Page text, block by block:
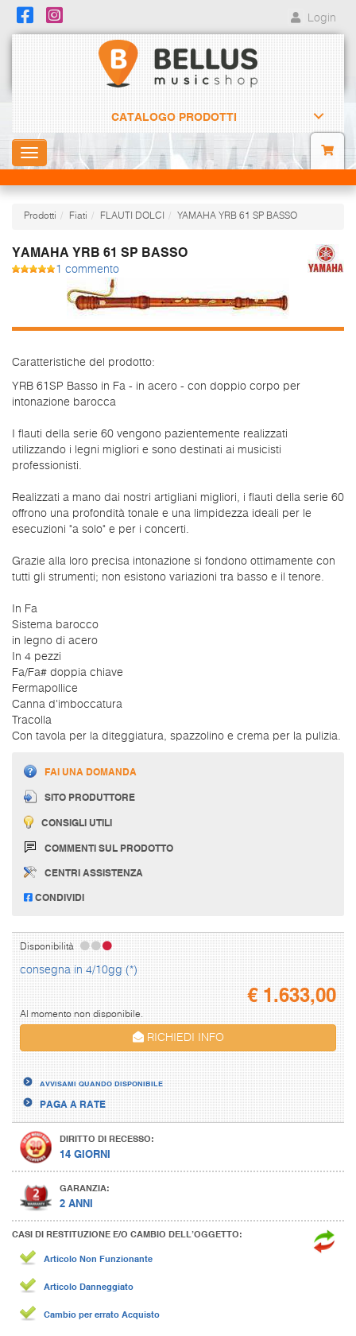
Login
CATALOGO PRODOTTI
Toggle
navigation
Prodotti Fiati FLAUTI DOLCI YAMAHA YRB 61 SP BASSO
YAMAHA YRB 61 SP BASSO
1 commento
Caratteristiche del prodotto:
YRB 61SP Basso in Fa - in acero - con doppio corpo per
intonazione barocca
I flauti della serie 60 vengono pazientemente realizzati
utilizzando i legni migliori e sono destinati ai musicisti
professionisti.
Realizzati a mano dai nostri artigliani migliori, i flauti della serie 60
offrono una profondità tonale e una limpidezza ideali per le
esecuzioni "a solo" e per i concerti.
Grazie alla loro precisa intonazione si fondono ottimamente con
tutti gli strumenti; non esistono variazioni tra basso e il tenore.
In Fa
Sistema barocco
in legno di acero
In 4 pezzi
Fa/Fa# doppia chiave
Fermapollice
Canna d'imboccatura
Tracolla
Con tavola per la diteggiatura, spazzolino e crema per la pulizia.
FAI UNA DOMANDA
SITO PRODUTTORE
CONSIGLI UTILI
COMMENTI SUL PRODOTTO
CENTRI ASSISTENZA
CONDIVIDI
Disponibilità
consegna in 4/10gg (*)
€1.633,00
Al momento non disponibile.
RICHIEDI INFO
AVVISAMI QUANDO DISPONIBILE
PAGA A RATE
DIRITTO DI RECESSO:
14 GIORNI
GARANZIA:
2 ANNI
CASI DI RESTITUZIONE E/O CAMBIO DELL’OGGETTO:
Articolo Non Funzionante
Articolo Danneggiato
Cambio per errato Acquisto